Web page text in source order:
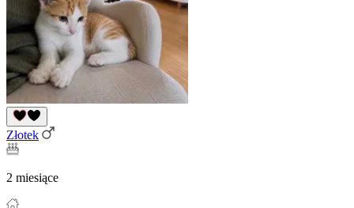
Złotek
2 miesiące